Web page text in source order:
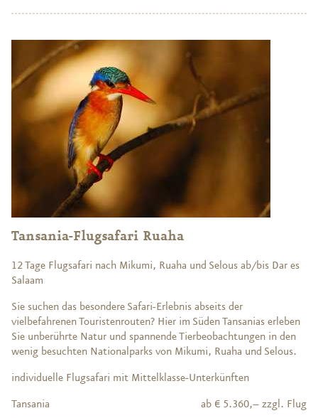
Tansania-Flugsafari Ruaha
12 Tage Flugsafari nach Mikumi, Ruaha und Selous ab/bis Dar es
Salaam
Sie suchen das besondere Safari-Erlebnis abseits der
vielbefahrenen Touristenrouten? Hier im Süden Tansanias erleben
Sie unberührte Natur und spannende Tierbeobachtungen in den
wenig besuchten Nationalparks von Mikumi, Ruaha und Selous.
individuelle Flugsafari mit Mittelklasse-Unterkünften
Tansania ab € 5.360,– zzgl. Flug